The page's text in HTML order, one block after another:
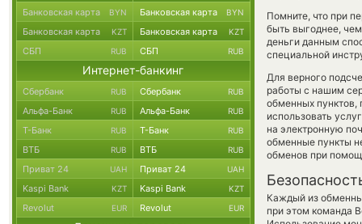
Помните, что при
быть выгоднее,
деньги данным
специальной
Для верного
работы с нашим
обменных
использовать
на электронную
обменные пункты
обменов при
Каждый из
при этом команда
Банковская карта BYN Банковская карта BYN
Банковская карта KZT Банковская карта KZT
СБП RUB СБП RUB
Интернет-банкинг
Сбербанк RUB Сбербанк RUB
Альфа-Банк RUB Альфа-Банк RUB
Т-Банк RUB Т-Банк RUB
ВТБ RUB ВТБ RUB
Приват 24 UAH Приват 24 UAH
Kaspi Bank KZT Kaspi Bank KZT
Revolut EUR Revolut EUR